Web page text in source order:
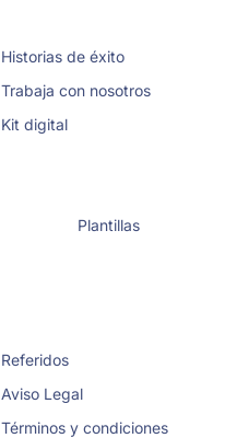
Historias de éxito
Trabaja con nosotros
Kit digital
Plantillas
Referidos
Aviso Legal
Términos y condiciones